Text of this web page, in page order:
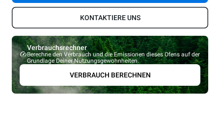
KONTAKTIERE UNS
Verbrauchsrechner
Berechne den Verbrauch und die Emissionen dieses Ofens auf der
Grundlage Deiner Nutzungsgewohnheiten.
VERBRAUCH BERECHNEN